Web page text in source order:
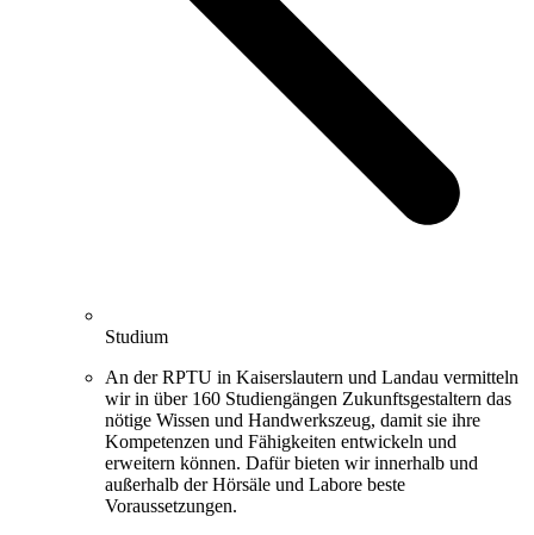
Studium
An der RPTU in Kaiserslautern und Landau vermitteln
wir in über 160 Studiengängen Zukunftsgestaltern das
nötige Wissen und Handwerkszeug, damit sie ihre
Kompetenzen und Fähigkeiten entwickeln und
erweitern können. Dafür bieten wir innerhalb und
außerhalb der Hörsäle und Labore beste
Voraussetzungen.